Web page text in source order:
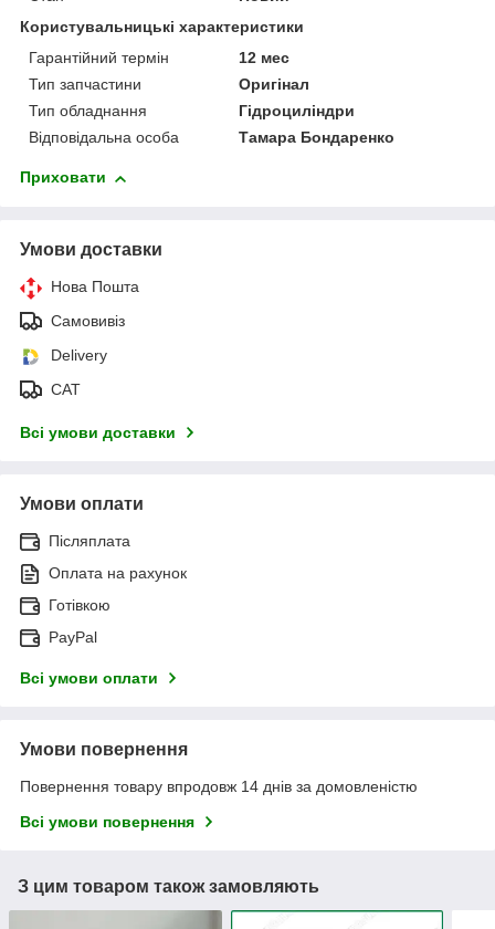
Користувальницькі характеристики
Гарантійний термін
12 мес
Тип запчастини
Оригінал
Тип обладнання
Гідроциліндри
Відповідальна особа
Тамара Бондаренко
Приховати
Умови доставки
Нова Пошта
Самовивіз
Delivery
САТ
Всі умови доставки
Умови оплати
Післяплата
Оплата на рахунок
Готівкою
PayPal
Всі умови оплати
Умови повернення
Повернення товару впродовж 14 днів за домовленістю
Всі умови повернення
З цим товаром також замовляють